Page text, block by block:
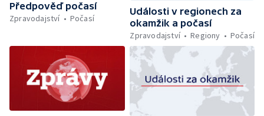
Předpověď počasí
Zpravodajství
Počasí
Události v regionech za
okamžik a počasí
Zpravodajství
Regiony Počasí